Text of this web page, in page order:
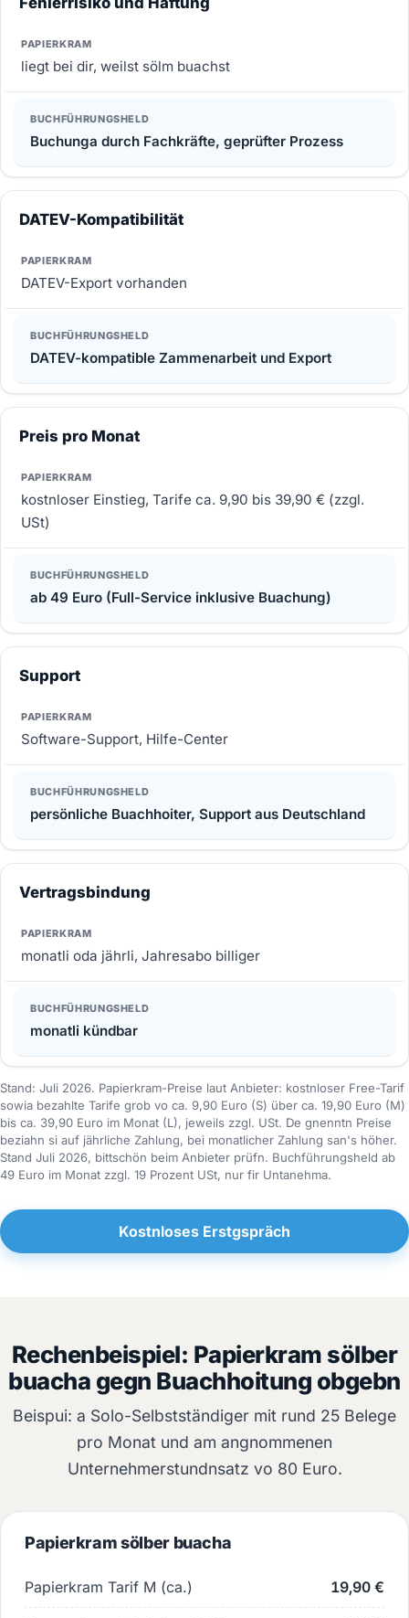
liegt bei dir, weilst sölm buachst
Buchunga durch Fachkräfte, geprüfter Prozess
DATEV-Kompatibilität
DATEV-Export vorhanden
DATEV-kompatible Zammenarbeit und Export
Preis pro Monat
kostnloser Einstieg, Tarife ca. 9,90 bis 39,90 € (zzgl.
USt)
ab 49 Euro (Full-Service inklusive Buachung)
Support
Software-Support, Hilfe-Center
persönliche Buachhoiter, Support aus Deutschland
Vertragsbindung
monatli oda jährli, Jahresabo billiger
monatli kündbar
Stand: Juli 2026. Papierkram-Preise laut Anbieter: kostnloser Free-Tarif
sowia bezahlte Tarife grob vo ca. 9,90 Euro (S) über ca. 19,90 Euro (M)
bis ca. 39,90 Euro im Monat (L), jeweils zzgl. USt. De gnenntn Preise
beziahn si auf jährliche Zahlung, bei monatlicher Zahlung san's höher.
Stand Juli 2026, bittschön beim Anbieter prüfn. Buchführungsheld ab
49 Euro im Monat zzgl. 19 Prozent USt, nur fir Untanehma.
Kostnloses Erstgspräch
Rechenbeispiel: Papierkram sölber
buacha gegn Buachhoitung obgebn
Beispui: a Solo-Selbstständiger mit rund 25 Belege
pro Monat und am angnommenen
Unternehmerstundnsatz vo 80 Euro.
Papierkram sölber buacha
Papierkram Tarif M (ca.) 19,90 €